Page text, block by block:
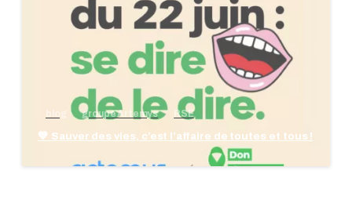
groupe Artemys RSE
💙 Sauver des vies, c’est l’affaire de toutes et tous !